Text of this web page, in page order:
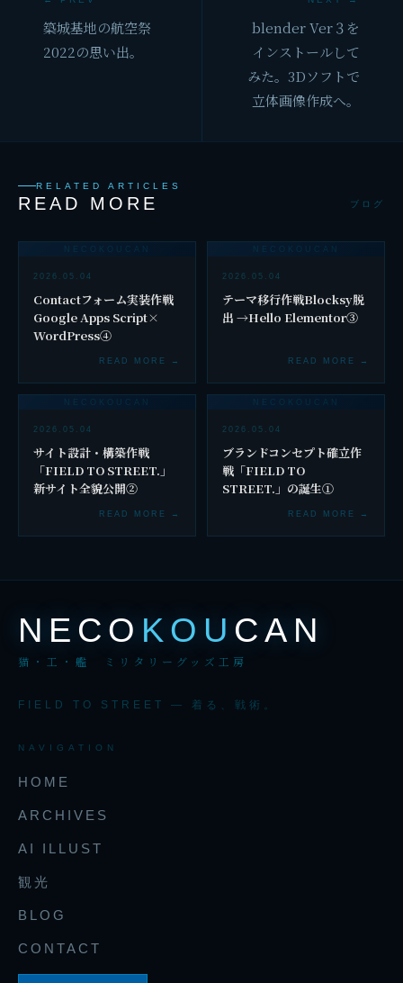
築城基地の航空祭
2022の思い出。
blender Ver３を
インストールして
みた。3Dソフトで
立体画像作成へ。
RELATED ARTICLES
READ MORE ブログ
2026.05.04
Contactフォーム実装作戦
Google Apps Script×
WordPress④
READ MORE →
2026.05.04
テーマ移行作戦Blocksy脱
出 →Hello Elementor③
READ MORE →
2026.05.04
サイト設計・構築作戦
「FIELD TO STREET.」
新サイト全貌公開②
READ MORE →
2026.05.04
ブランドコンセプト確立作
戦「FIELD TO
STREET.」の誕生①
READ MORE →
NECO KOU CAN
猫・工・艦 ミリタリーグッズ工房
FIELD TO STREET — 着る、戦術。
NAVIGATION
HOME
ARCHIVES
AI ILLUST
観光
BLOG
CONTACT